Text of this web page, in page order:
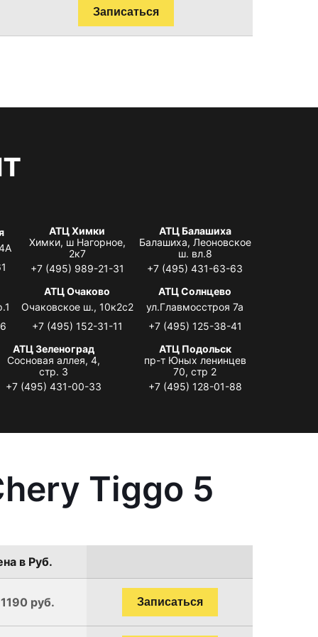
Записаться
АТЦ Химки
Химки, ш Нагорное,
2к7
+7 (495) 989-21-31
АТЦ Балашиха
Балашиха, Леоновское
ш. вл.8
+7 (495) 431-63-63
АТЦ Очаково
Очаковское ш., 10к2с2
+7 (495) 152-31-11
АТЦ Солнцево
ул.Главмосстроя 7а
+7 (495) 125-38-41
АТЦ Зеленоград
Сосновая аллея, 4,
стр. 3
+7 (495) 431-00-33
АТЦ Подольск
пр-т Юных ленинцев
70, стр 2
+7 (495) 128-01-88
Tiggo 5
в Руб.
руб. Записаться